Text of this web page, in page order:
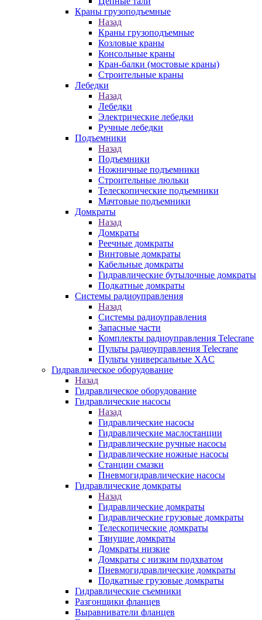
Краны грузоподъемные
Назад
Краны грузоподъемные
Козловые краны
Консольные краны
Кран-балки (мостовые краны)
Строительные краны
Лебедки
Назад
Лебедки
Электрические лебедки
Ручные лебедки
Подъемники
Назад
Подъемники
Ножничные подъемники
Строительные люльки
Телескопические подъемники
Мачтовые подъемники
Домкраты
Назад
Домкраты
Реечные домкраты
Винтовые домкраты
Кабельные домкраты
Гидравлические бутылочные домкраты
Подкатные домкраты
Системы радиоуправления
Назад
Системы радиоуправления
Запасные части
Комплекты радиоуправления Telecrane
Пульты радиоуправления Telecrane
Пульты универсальные XAC
Гидравлическое оборудование
Назад
Гидравлическое оборудование
Гидравлические насосы
Назад
Гидравлические насосы
Гидравлические маслостанции
Гидравлические ручные насосы
Гидравлические ножные насосы
Станции смазки
Пневмогидравлические насосы
Гидравлические домкраты
Назад
Гидравлические домкраты
Гидравлические грузовые домкраты
Телескопические домкраты
Тянущие домкраты
Домкраты низкие
Домкраты с низким подхватом
Пневмогидравлические домкраты
Подкатные грузовые домкраты
Гидравлические съемники
Разгонщики фланцев
Выравниватели фланцев